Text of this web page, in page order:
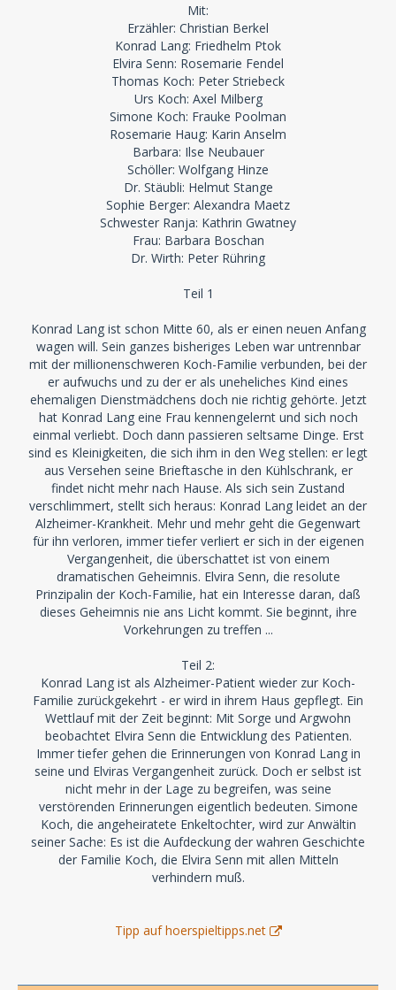
Mit:
Erzähler: Christian Berkel
Konrad Lang: Friedhelm Ptok
Elvira Senn: Rosemarie Fendel
Thomas Koch: Peter Striebeck
Urs Koch: Axel Milberg
Simone Koch: Frauke Poolman
Rosemarie Haug: Karin Anselm
Barbara: Ilse Neubauer
Schöller: Wolfgang Hinze
Dr. Stäubli: Helmut Stange
Sophie Berger: Alexandra Maetz
Schwester Ranja: Kathrin Gwatney
Frau: Barbara Boschan
Dr. Wirth: Peter Rühring
Teil 1
Konrad Lang ist schon Mitte 60, als er einen neuen Anfang
wagen will. Sein ganzes bisheriges Leben war untrennbar
mit der millionenschweren Koch-Familie verbunden, bei der
er aufwuchs und zu der er als uneheliches Kind eines
ehemaligen Dienstmädchens doch nie richtig gehörte. Jetzt
hat Konrad Lang eine Frau kennengelernt und sich noch
einmal verliebt. Doch dann passieren seltsame Dinge. Erst
sind es Kleinigkeiten, die sich ihm in den Weg stellen: er legt
aus Versehen seine Brieftasche in den Kühlschrank, er
findet nicht mehr nach Hause. Als sich sein Zustand
verschlimmert, stellt sich heraus: Konrad Lang leidet an der
Alzheimer-Krankheit. Mehr und mehr geht die Gegenwart
für ihn verloren, immer tiefer verliert er sich in der eigenen
Vergangenheit, die überschattet ist von einem
dramatischen Geheimnis. Elvira Senn, die resolute
Prinzipalin der Koch-Familie, hat ein Interesse daran, daß
dieses Geheimnis nie ans Licht kommt. Sie beginnt, ihre
Vorkehrungen zu treffen ...
Teil 2:
Konrad Lang ist als Alzheimer-Patient wieder zur Koch-
Familie zurückgekehrt - er wird in ihrem Haus gepflegt. Ein
Wettlauf mit der Zeit beginnt: Mit Sorge und Argwohn
beobachtet Elvira Senn die Entwicklung des Patienten.
Immer tiefer gehen die Erinnerungen von Konrad Lang in
seine und Elviras Vergangenheit zurück. Doch er selbst ist
nicht mehr in der Lage zu begreifen, was seine
verstörenden Erinnerungen eigentlich bedeuten. Simone
Koch, die angeheiratete Enkeltochter, wird zur Anwältin
seiner Sache: Es ist die Aufdeckung der wahren Geschichte
der Familie Koch, die Elvira Senn mit allen Mitteln
verhindern muß.
Tipp auf hoerspieltipps.net